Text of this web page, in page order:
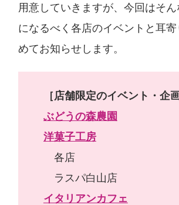
用意していきますが、今回はそ
になるべく各店のイベントと耳寄
めてお知らせします。
［店舗限定のイベント・企画
ぶどうの森農園
洋菓子工房
各店
ラスパ白山店
イタリアンカフェ